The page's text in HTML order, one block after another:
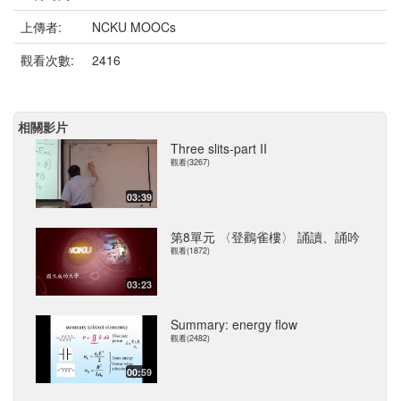
上傳者:
NCKU MOOCs
觀看次數:
2416
相關影片
03:39
Three slits-part II
觀看(3267)
03:23
第8單元 〈登鸛雀樓〉 誦讀、誦吟
觀看(1872)
00:59
Summary: energy flow
觀看(2482)